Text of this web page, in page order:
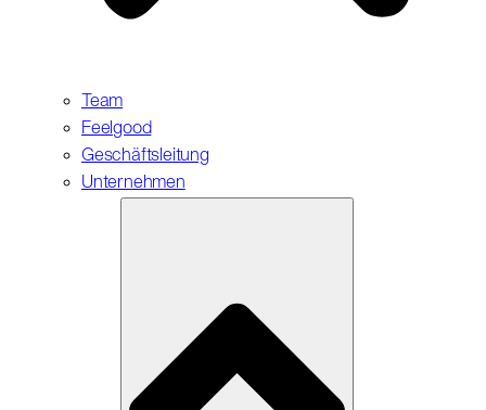
Team
Feelgood
Geschäftsleitung
Unternehmen